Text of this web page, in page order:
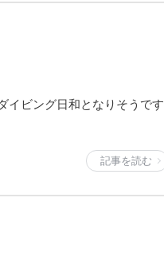
イビング日和となりそうです
記事を読む